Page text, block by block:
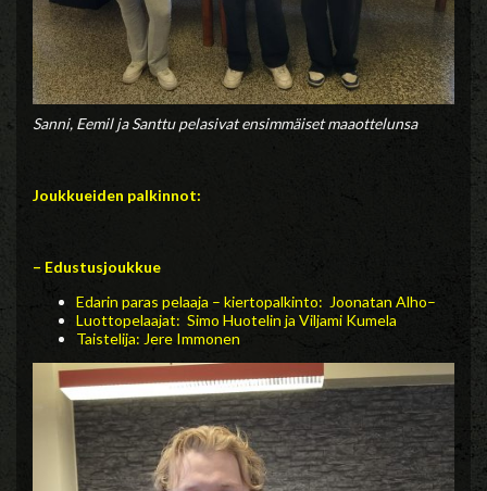
Sanni, Eemil ja Santtu pelasivat ensimmäiset maaottelunsa
Joukkueiden palkinnot:
– Edustusjoukkue
Edarin paras pelaaja – kiertopalkinto: Joonatan Alho–
Luottopelaajat: Simo Huotelin ja Viljami Kumela
Taistelija: Jere Immonen